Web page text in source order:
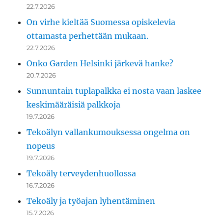
22.7.2026
On virhe kieltää Suomessa opiskelevia
ottamasta perhettään mukaan.
22.7.2026
Onko Garden Helsinki järkevä hanke?
20.7.2026
Sunnuntain tuplapalkka ei nosta vaan laskee
keskimääräisiä palkkoja
19.7.2026
Tekoälyn vallankumouksessa ongelma on
nopeus
19.7.2026
Tekoäly terveydenhuollossa
16.7.2026
Tekoäly ja työajan lyhentäminen
15.7.2026